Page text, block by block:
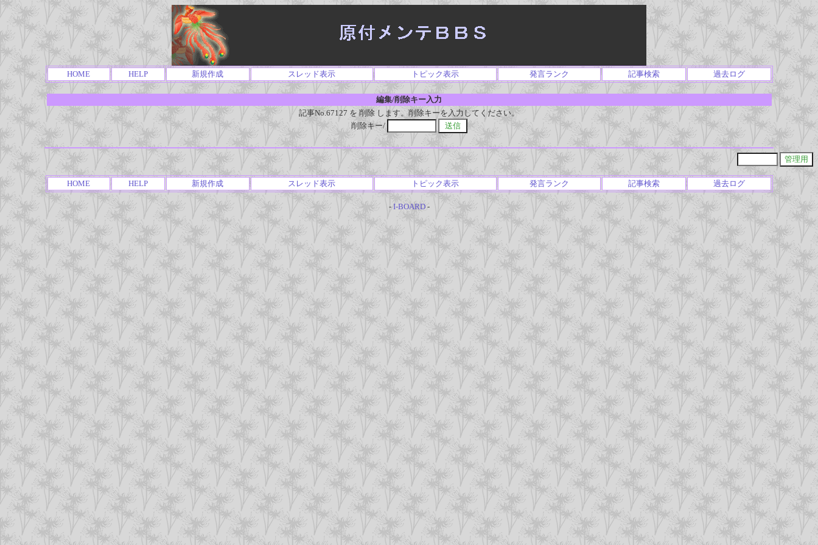
HOME HELP 新規作成 スレッド表示 トピック表示 発言ランク 記事検索 過去ログ
編集/削除キー入力
記事No.67127 を 削除 します。削除キーを入力してください。
削除キー/
HOME HELP 新規作成 スレッド表示 トピック表示 発言ランク 記事検索 過去ログ
- I-BOARD-